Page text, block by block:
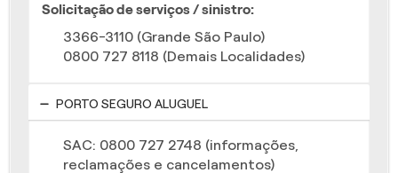
Solicitação de serviços / sinistro:
3366-3110 (Grande São Paulo)
0800 727 8118 (Demais Localidades)
PORTO SEGURO ALUGUEL
SAC: 0800 727 2748 (informações,
reclamações e cancelamentos)